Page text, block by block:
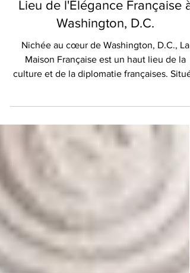
La Maison Française : un Haut
Lieu de l'Élégance Française à
Washington, D.C.
Nichée au cœur de Washington, D.C., La
Maison Française est un haut lieu de la
au 4101 Reservoir Road NW, cette élégante
l'ambassade de France et offre un cadre
raffiné pour une multitude d'événements
capitol-washington-d-c-united-states-
Un lieu de distinction La Maison Français